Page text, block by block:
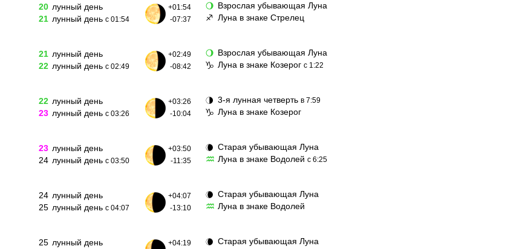
20 лунный день
21 лунный день с 01:54
+01:54
-07:37
🌖 Взрослая убывающая Луна
♐ Луна в знаке Стрелец
21 лунный день
22 лунный день с 02:49
+02:49
-08:42
🌖 Взрослая убывающая Луна
♑ Луна в знаке Козерог с 1:22
22 лунный день
23 лунный день с 03:26
+03:26
-10:04
🌗 3-я лунная четверть в 7:59
♑ Луна в знаке Козерог
23 лунный день
24 лунный день с 03:50
+03:50
-11:35
🌘 Старая убывающая Луна
♒ Луна в знаке Водолей с 6:25
24 лунный день
25 лунный день с 04:07
+04:07
-13:10
🌘 Старая убывающая Луна
♒ Луна в знаке Водолей
25 лунный день
+04:19
🌘 Старая убывающая Луна